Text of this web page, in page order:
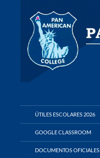
ÚTILES ESCOLARES 2026
GOOGLE CLASSROOM
DOCUMENTOS OFICIALES